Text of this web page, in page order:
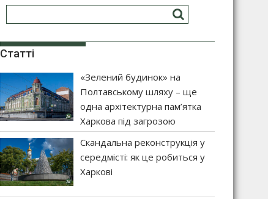
Статті
«Зелений будинок» на
Полтавському шляху – ще
одна архітектурна пам’ятка
Харкова під загрозою
Скандальна реконструкція у
середмісті: як це робиться у
Харкові